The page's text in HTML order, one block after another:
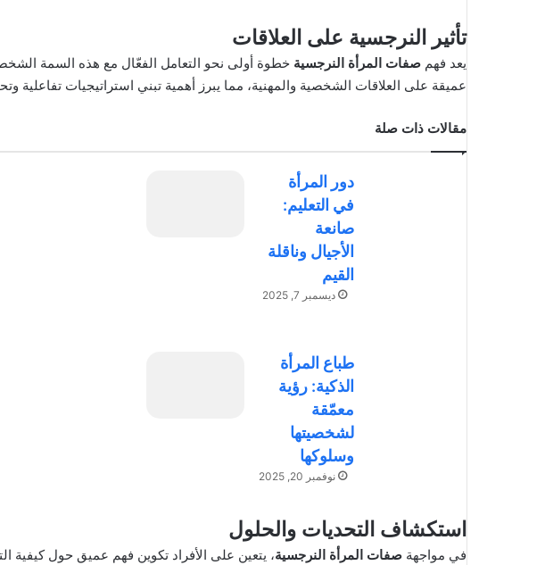
تأثير النرجسية على العلاقات
يعد فهم صفات المرأة النرجسية خطوة أولى نحو التعامل الفعّال مع هذه السمة
عميقة على العلاقات الشخصية والمهنية، مما يبرز أهمية تبني استراتيجيات تفاعلية
مقالات ذات صلة
دور المرأة
في التعليم:
صانعة
الأجيال وناقلة
القيم
ديسمبر 7, 2025
طباع المرأة
الذكية: رؤية
معمّقة
لشخصيتها
وسلوكها
نوفمبر 20, 2025
استكشاف التحديات والحلول
في مواجهة صفات المرأة النرجسية، يتعين على الأفراد تكوين فهم عميق حول